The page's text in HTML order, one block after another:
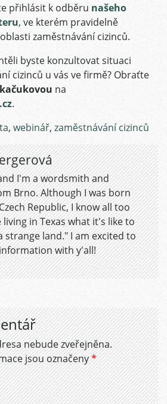
přihlásit k odběru našeho
, ve kterém pravidelně
zaměstnávání cizinců.
byste konzultovat situaci
cizinců u vás ve firmě? Obraťte
na
.
, webinář, zaměstnávání cizinců
I'm a wordsmith and
Brno. Although I was born
Republic, I know all too
in Texas what it's like to
strange land." I am excited to
with y'all!
nebude zveřejněna.
jsou označeny*